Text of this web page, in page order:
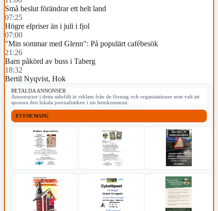
Små beslut förändrar ett helt land
07:25
Högre elpriser än i juli i fjol
07:00
"Min sommar med Glenn": På populärt cafébesök
21:26
Barn påkörd av buss i Taberg
18:32
Bertil Nyqvist, Hok
BETALDA ANNONSER
Annonsytor i detta sidofält är reklam från de företag och organisationer som valt att
sponsra den lokala journalistiken i sin hemkommun.
EVENEMANG